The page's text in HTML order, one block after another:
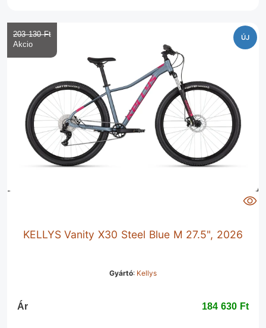
ÚJ
KELLYS Vanity X30 Steel Blue M 27.5", 2026
Gyártó: Kellys
203 130 Ft‎
Ár 184 630 Ft‎